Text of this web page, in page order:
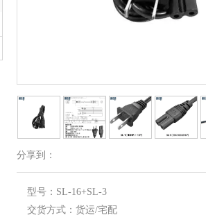
分享到：
型号： SL-16+SL-3
交货方式： 货运/宅配